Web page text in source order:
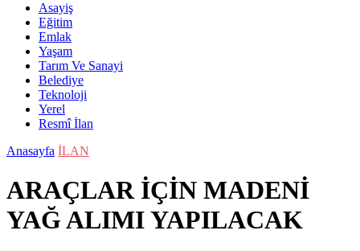
Asayiş
Eğitim
Emlak
Yaşam
Tarım Ve Sanayi
Belediye
Teknoloji
Yerel
Resmî İlan
Anasayfa İLAN
ARAÇLAR İÇİN MADENİ
YAĞ ALIMI YAPILACAK